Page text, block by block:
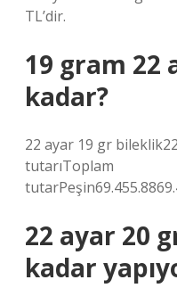
TL’dir.
19 gram 22
kadar?
22 ayar 19 gr
tutarıToplam
22 ayar 20
kadar